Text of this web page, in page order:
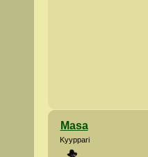
Masa
Kyyppari